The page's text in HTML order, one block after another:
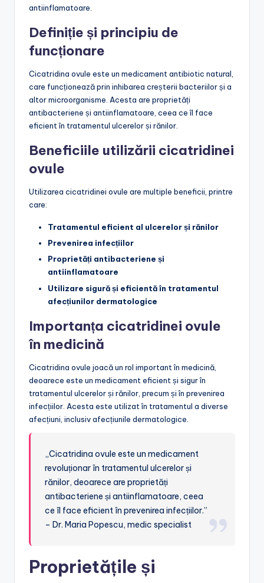
antiinflamatoare.
Definiție și principiu de
funcționare
Cicatridina ovule este un medicament antibiotic natural,
care funcționează prin inhibarea creșterii bacteriilor și a
altor microorganisme. Acesta are proprietăți
antibacteriene și antiinflamatoare, ceea ce îl face
eficient în tratamentul ulcerelor și rănilor.
Beneficiile utilizării cicatridinei
ovule
Utilizarea cicatridinei ovule are multiple beneficii, printre
care:
Tratamentul eficient al ulcerelor și rănilor
Prevenirea infecțiilor
Proprietăți antibacteriene și
antiinflamatoare
Utilizare sigură și eficientă în tratamentul
afecțiunilor dermatologice
Importanța cicatridinei ovule
în medicină
Cicatridina ovule joacă un rol important în medicină,
deoarece este un medicament eficient și sigur în
tratamentul ulcerelor și rănilor, precum și în prevenirea
infecțiilor. Acesta este utilizat în tratamentul a diverse
afecțiuni, inclusiv afecțiunile dermatologice.
„Cicatridina ovule este un medicament
revoluționar în tratamentul ulcerelor și
rănilor, deoarece are proprietăți
antibacteriene și antiinflamatoare, ceea
ce îl face eficient în prevenirea infecțiilor.”
– Dr. Maria Popescu, medic specialist
Proprietățile și